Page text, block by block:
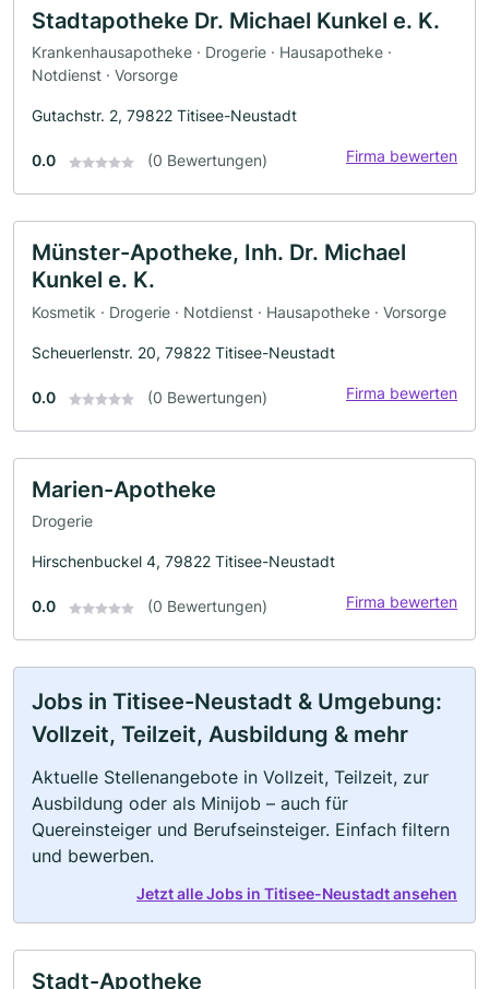
Stadtapotheke Dr. Michael Kunkel e. K.
Krankenhausapotheke · Drogerie · Hausapotheke ·
Notdienst · Vorsorge
Gutachstr. 2, 79822 Titisee-Neustadt
0.0 (0 Bewertungen) Firma bewerten
Münster-Apotheke, Inh. Dr. Michael
Kunkel e. K.
Kosmetik · Drogerie · Notdienst · Hausapotheke · Vorsorge
Scheuerlenstr. 20, 79822 Titisee-Neustadt
0.0 (0 Bewertungen) Firma bewerten
Marien-Apotheke
Drogerie
Hirschenbuckel 4, 79822 Titisee-Neustadt
0.0 (0 Bewertungen) Firma bewerten
Jobs in Titisee-Neustadt & Umgebung:
Vollzeit, Teilzeit, Ausbildung & mehr
Aktuelle Stellenangebote in Vollzeit, Teilzeit, zur
Ausbildung oder als Minijob – auch für
Quereinsteiger und Berufseinsteiger. Einfach filtern
und bewerben.
Jetzt alle Jobs in Titisee-Neustadt ansehen
Stadt-Apotheke